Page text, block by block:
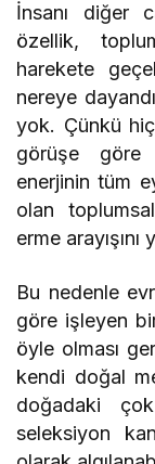
İnsanı diğer
özellik,
harekete
nereye
yok. Çünkü
görüşe göre
enerjinin tüm
olan
erme arayışını
Bu nedenle
göre işleyen
öyle olması
kendi doğal
doğadaki
seleksiyon